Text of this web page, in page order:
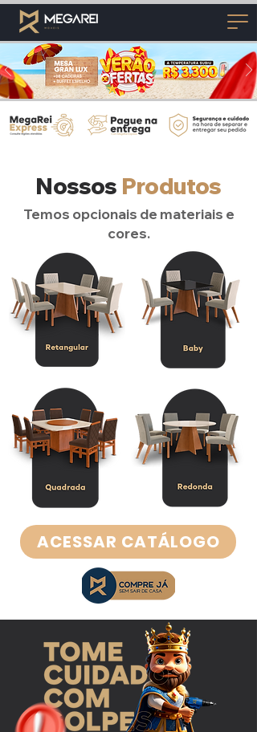
Nossos Produtos
Temos opcionais de materiais e
cores.
ACESSAR CATÁLOGO